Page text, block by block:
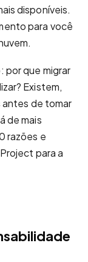
disponíveis.
para você
por que migrar
Existem,
antes de tomar
de mais
razões e
para a